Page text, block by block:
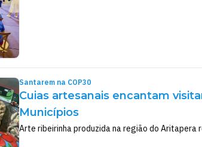
Santarem na COP30
Cuias artesanais encantam
Municípios
Arte ribeirinha produzida na região do